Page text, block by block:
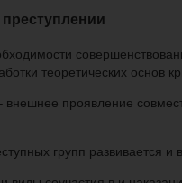
теоретических основ
проявление
групп